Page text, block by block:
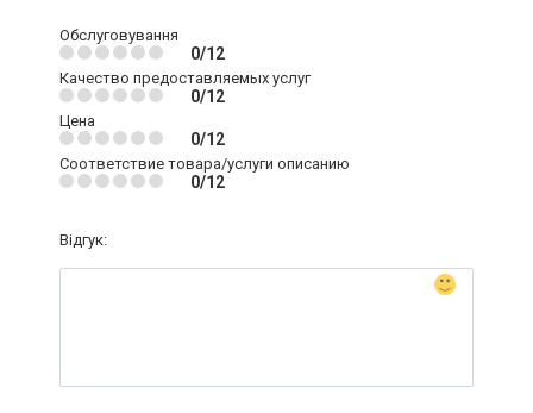
Обслуговування
0/12
Качество предоставляемых услуг
0/12
Цена
0/12
Соответствие товара/услуги описанию
0/12
Відгук: